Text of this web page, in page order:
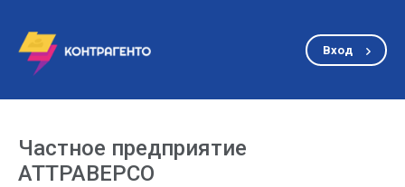
Вход
Частное предприятие
АТТРАВЕРСО